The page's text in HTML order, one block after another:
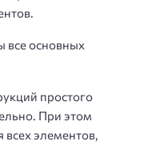
все основных
простого
При этом
всех элементов,